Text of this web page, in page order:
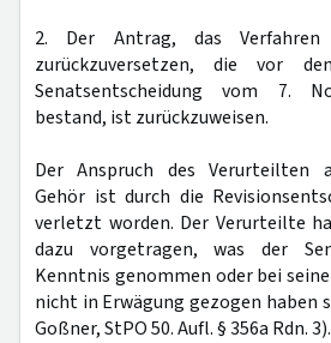
2. Der Antrag, das
zurückzuversetzen, die vor
Senatsentscheidung vom 7.
bestand, ist zurückzuweisen.
Der Anspruch des Verurteilten
Gehör ist durch die
verletzt worden. Der Verurteilte
dazu vorgetragen, was der
Kenntnis genommen oder bei
nicht in Erwägung gezogen haben
Goßner, StPO 50. Aufl. § 356a Rdn. 3).